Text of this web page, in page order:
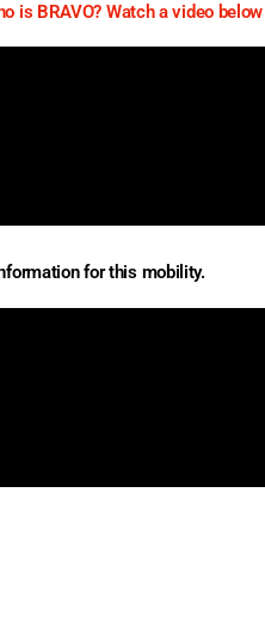
is BRAVO? Watch a video
for this mobility.